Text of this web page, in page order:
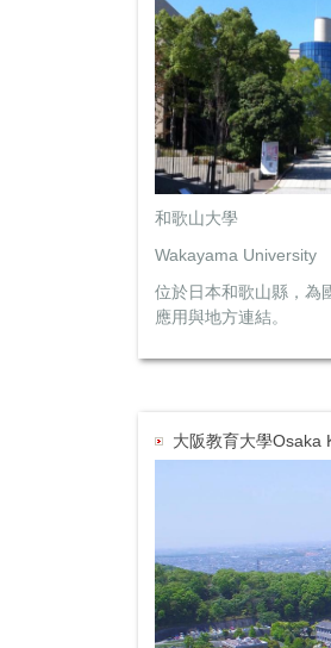
和歌山大學
Wakayama University
位於日本和歌山縣，為
應用與地方連結。
大阪教育大學Osaka